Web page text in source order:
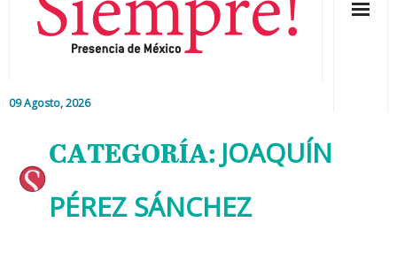
09 Agosto, 2026
Editorial
Nacional
CATEGORÍA: JOAQUÍN
PÉREZ SÁNCHEZ